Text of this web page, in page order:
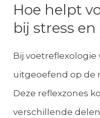
Hoe helpt
bij stress
Bij
uitgeoefend op de
Deze reflexzones
verschillende